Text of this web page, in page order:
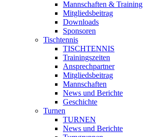
Mannschaften & Training
Mitgliedsbeitrag
Downloads
Sponsoren
Tischtennis
TISCHTENNIS
Trainingszeiten
Ansprechpartner
Mitgliedsbeitrag
Mannschaften
News und Berichte
Geschichte
Turnen
TURNEN
News und Berichte